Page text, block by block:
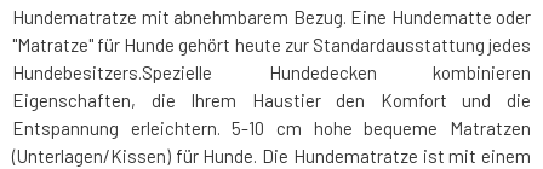
Hundematratze mit abnehmbarem Bezug. Eine Hundematte oder
"Matratze" für Hunde gehört heute zur Standardausstattung jedes
Hundebesitzers.Spezielle Hundedecken kombinieren
Eigenschaften, die Ihrem Haustier den Komfort und die
Entspannung erleichtern. 5-10 cm hohe bequeme Matratzen
(Unterlagen/Kissen) für Hunde. Die Hundematratze ist mit einem